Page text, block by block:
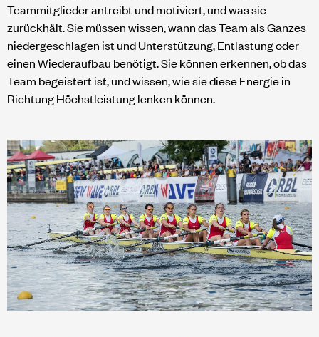
Teammitglieder antreibt und motiviert, und was sie
zurückhält. Sie müssen wissen, wann das Team als Ganzes
niedergeschlagen ist und Unterstützung, Entlastung oder
einen Wiederaufbau benötigt. Sie können erkennen, ob das
Team begeistert ist, und wissen, wie sie diese Energie in
Richtung Höchstleistung lenken können.